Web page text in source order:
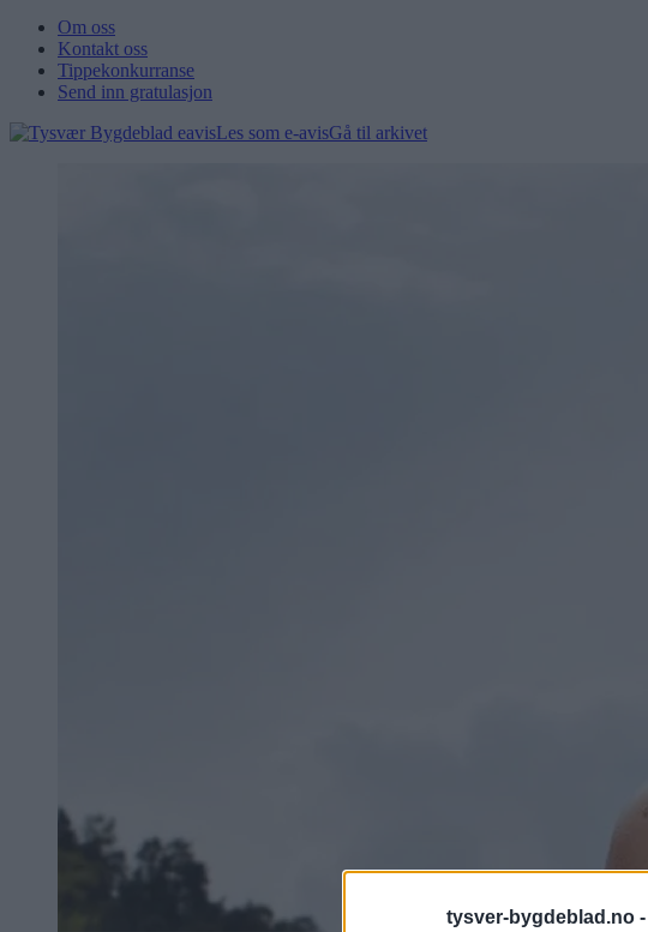
tysver-bygdeblad.no -
Om oss
Kontakt oss
Tippekonkurranse
Send inn gratulasjon
Les som e-avisGå til arkivet